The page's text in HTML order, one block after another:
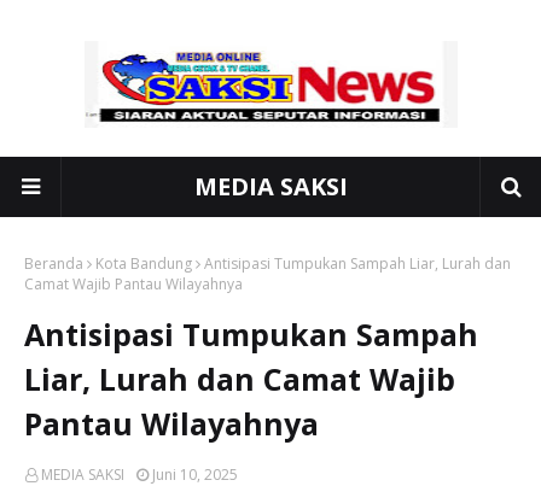
MEDIA SAKSI
Beranda Kota Bandung Antisipasi Tumpukan Sampah Liar, Lurah dan
Camat Wajib Pantau Wilayahnya
Antisipasi Tumpukan Sampah
Liar, Lurah dan Camat Wajib
Pantau Wilayahnya
MEDIA SAKSI Juni 10, 2025